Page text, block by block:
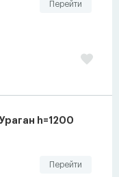
Перейти
h=1200
Перейти